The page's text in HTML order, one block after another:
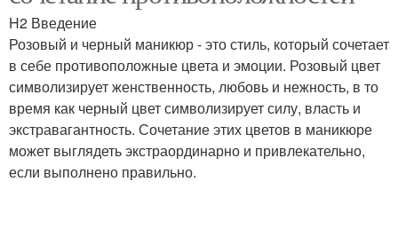
Палитра для нежного
маникюра
Маникюр для
миндалевидной формы
Маникюр с
изображениями
H2 Введение
Розовый и черный маникюр - это стиль, который сочетает
в себе противоположные цвета и эмоции. Розовый цвет
символизирует женственность, любовь и нежность, в то
время как черный цвет символизирует силу, власть и
экстравагантность. Сочетание этих цветов в маникюре
может выглядеть экстраординарно и привлекательно,
если выполнено правильно.